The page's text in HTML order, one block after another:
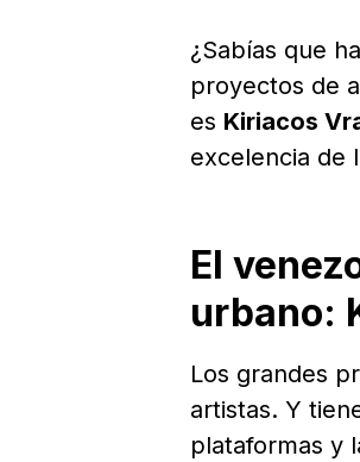
¿Sabías que
proyectos de
es Kiriacos
excelencia de
El
urbano:
Los grandes
artistas. Y
plataformas y